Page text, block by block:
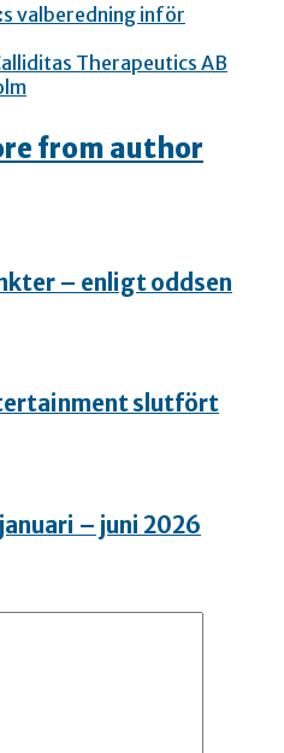
valberedning inför
Therapeutics AB
from author
– enligt oddsen
slutfört
– juni 2026